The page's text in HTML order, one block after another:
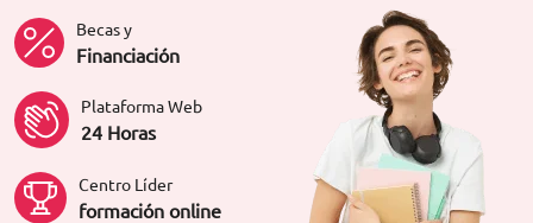
Becas y
Financiación
Plataforma Web
24 Horas
Centro Líder
formación online